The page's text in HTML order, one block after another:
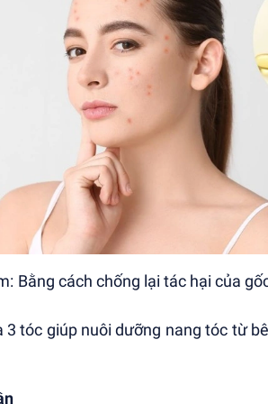
Bằng cách chống lại tác hại của
3 tóc giúp nuôi dưỡng nang tóc từ